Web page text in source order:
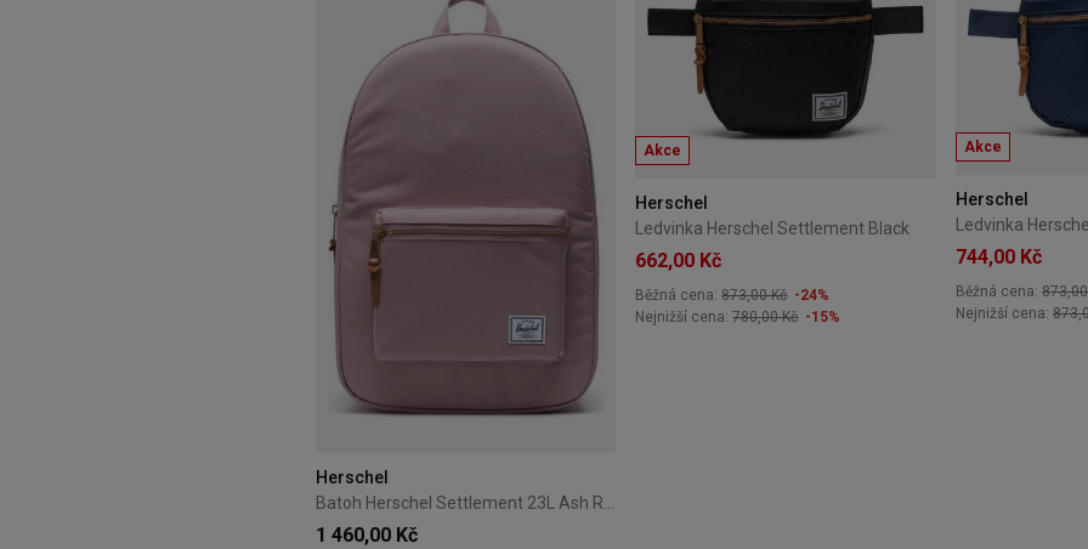
Herschel
Batoh Herschel Settlement 23L Ash Rose
1 460,00 Kč
Akce
Herschel
Ledvinka Herschel Settlement Black
662,00 Kč
Běžná cena:873,00 Kč -24%
Nejnižší cena:780,00 Kč -15%
Akce
Herschel
Ledvinka
744,00 Kč
Běžná cena:
Nejnižší cena: